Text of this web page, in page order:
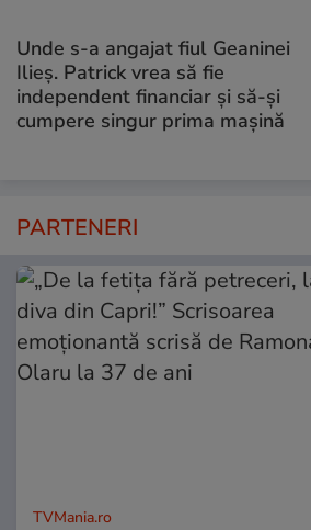
Unde s-a angajat fiul Geaninei
Ilieș. Patrick vrea să fie
independent financiar și să-și
cumpere singur prima mașină
PARTENERI
TVMania.ro